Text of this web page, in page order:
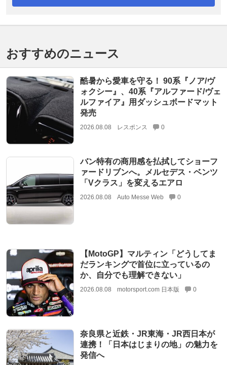
おすすめのニュース
酷暑から愛車を守る！ 90系『ノア/ヴ
ォクシー』、40系『アルファード/ヴェ
ルファイア』用ダッシュボードマット
発売
2026.08.08 レスポンス 0
バン特有の商用感を払拭してショーフ
ァードリブンへ。メルセデス・ベンツ
「Vクラス」を変えるエアロ
2026.08.08 Auto Messe Web 0
【MotoGP】マルティン「どうしてま
だランキングで首位に立っているの
か、自分でも理解できない」
2026.08.08 motorsport.com 日本版 0
奈良県と近鉄・JR東海・JR西日本が
連携！「日本はじまりの地」の魅力を
発信へ